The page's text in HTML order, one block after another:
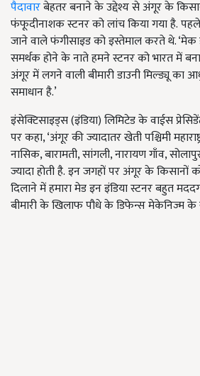
पैदावारबेहतर बनाने के उद्देश्य से अंगूर के
फंफूदीनाशक स्टनर को लांच किया गया है.
जाने वाले फंगीसाइड को इस्तेमाल करते थे. ‘मेक
समर्थक होने के नाते हमने स्टनर को भारत में
अंगूर में लगने वाली बीमारी डाउनी मिल्ड्यू
समाधान है.’
इंसेक्टिसाइड्स (इंडिया) लिमिटेड के वाईस
पर कहा, ‘अंगूर की ज्यादातर खेती पश्चिमी
नासिक, बारामती, सांगली, नारायण गाँव,
ज्यादा होती है. इन जगहों पर अंगूर के किसानों
दिलाने में हमारा मेड इन इंडिया स्टनर बहुत
बीमारी के खिलाफ पौधे के डिफेन्स मेकेनिज्म के